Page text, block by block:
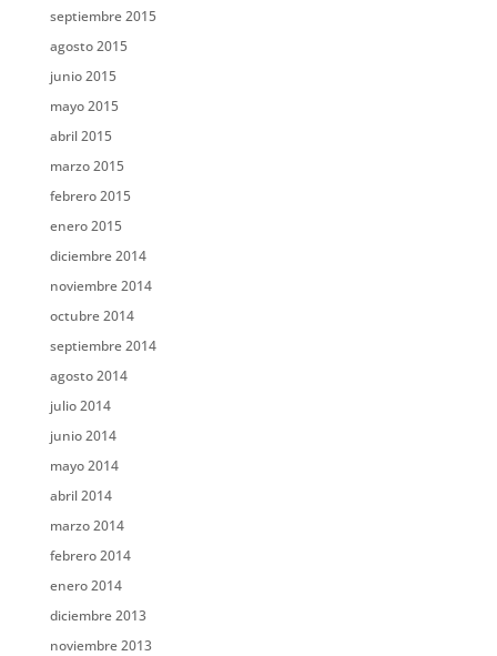
septiembre 2015
agosto 2015
junio 2015
mayo 2015
abril 2015
marzo 2015
febrero 2015
enero 2015
diciembre 2014
noviembre 2014
octubre 2014
septiembre 2014
agosto 2014
julio 2014
junio 2014
mayo 2014
abril 2014
marzo 2014
febrero 2014
enero 2014
diciembre 2013
noviembre 2013